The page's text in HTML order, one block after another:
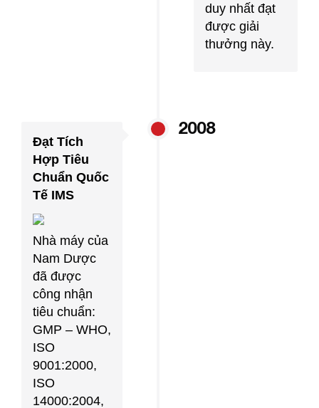
duy nhất đạt
được giải
thưởng này.
2008
Đạt Tích
Hợp Tiêu
Chuẩn Quốc
Tế IMS
Nhà máy của
Nam Dược
đã được
công nhận
tiêu chuẩn:
GMP – WHO,
ISO
9001:2000,
ISO
14000:2004,